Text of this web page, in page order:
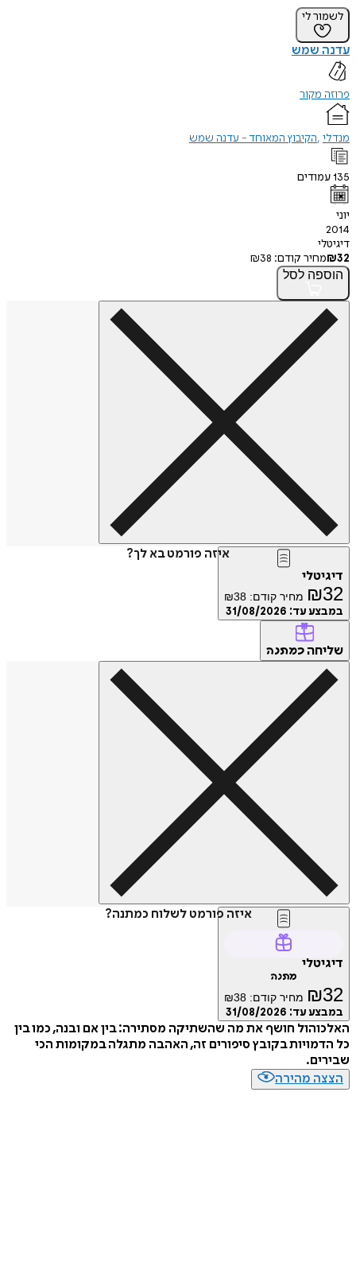
לשמור לי
עדנה שמש
פרוזה מקור
מנדלי הקיבוץ המאוחד - עדנה שמש
135עמודים
יוני
2014
דיגיטלי
₪32 מחיר קודם: ₪38
הוספה לסל
איזה פורמט בא לך?
דיגיטלי
₪32 מחיר קודם: ₪38
במבצע עד: 31/08/2026
שליחה כמתנה
איזה פורמט לשלוח כמתנה?
דיגיטלי
מתנה
₪32 מחיר קודם: ₪38
במבצע עד: 31/08/2026
האלכוהול חושף את מה שהשתיקה מסתירה: בין אם ובנה, כמו בין
כל הדמויות בקובץ סיפורים זה, האהבה מתגלה במקומות הכי
שבירים.
הצצה מהירה